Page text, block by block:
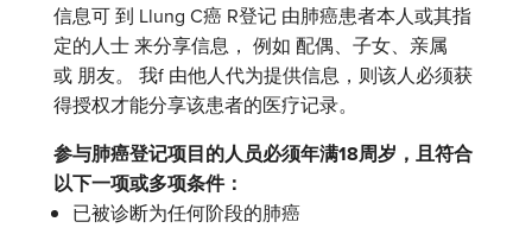
信息可到 Llung C癌 R登记 由肺癌患者本人或其指
定的人士来分享信息， 例如 配偶、子女、亲属
或朋友。 我f 由他人代为提供信息，则该人必须获
得授权才能分享该患者的医疗记录。
参与肺癌登记项目的人员必须年满18周岁，且符合
以下一项或多项条件：
已被诊断为任何阶段的肺癌